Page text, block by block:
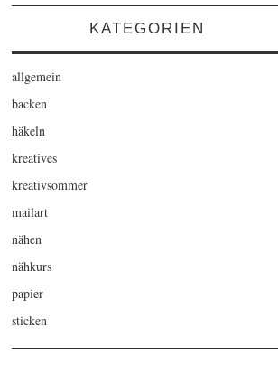
KATEGORIEN
allgemein
backen
häkeln
kreatives
kreativsommer
mailart
nähen
nähkurs
papier
sticken